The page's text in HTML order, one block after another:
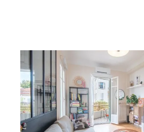
NICE 06
58,21 m
, 2 pièces
Ref : 2290
Appartement T2 à vendre
349 000 €